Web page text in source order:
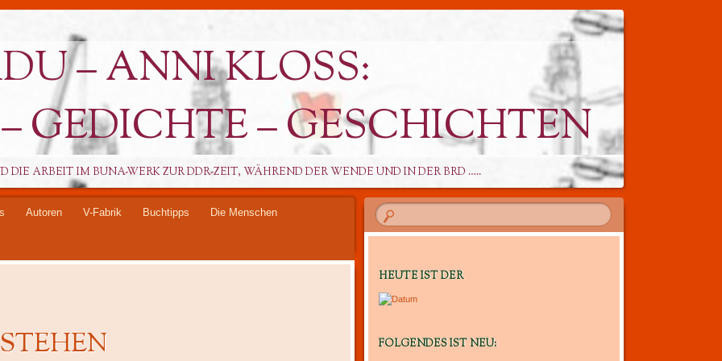
– ANNI KLOSS: G
– GESCHICHTEN
DIE ARBEIT IM BUNA-WERK ZUR DDR-ZEIT, WÄHREND DER WENDE UND IN DER BRD …..
Autoren V-Fabrik Buchtipps Die Menschen
HEUTE IST DER
FOLGENDES IST NEU: